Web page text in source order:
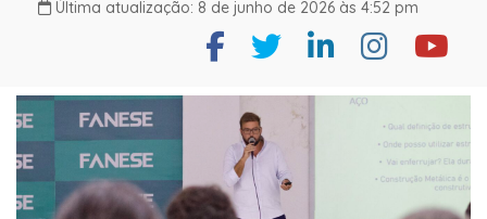
Última atualização: 8 de junho de 2026 às 4:52 pm